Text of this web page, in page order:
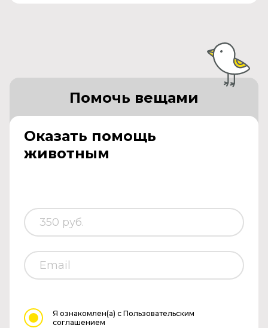
Оказать помощь
животным
Помочь вещами
Я ознакомлен(а) с Пользовательским
соглашением